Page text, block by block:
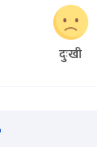
दुःखी